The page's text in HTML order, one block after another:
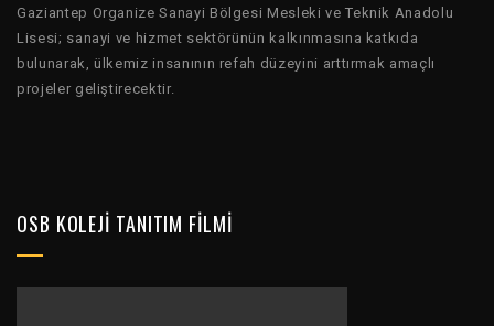
Gaziantep Organize Sanayi Bölgesi Mesleki ve Teknik Anadolu
Lisesi; sanayi ve hizmet sektörünün kalkınmasına katkıda
bulunarak, ülkemiz insanının refah düzeyini arttırmak amaçlı
projeler geliştirecektir.
OSB KOLEJI TANITIM FILMI